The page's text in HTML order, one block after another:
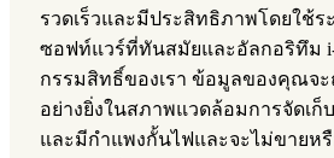
รวดเร็วและมีประสิทธิภาพโดยใช้
ซอฟท์แวร์ที่ทันสมัยและอัลกอริทึม i-
กรรมสิทธิ์ของเรา ข้อมูลของคุณจะ
อย่างยิ่งในสภาพแวดล้อมการจัดเ
และมีกำแพงกั้นไฟและจะไม่ขายห